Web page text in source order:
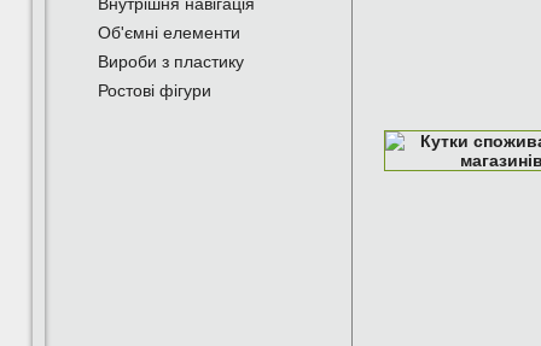
Об'ємні елементи
Вироби з пластику
Ростові фігури